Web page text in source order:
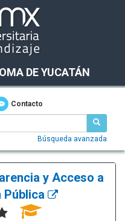
DE YUCATÁN
Contacto
Búsqueda avanzada
y Acceso a
Pública